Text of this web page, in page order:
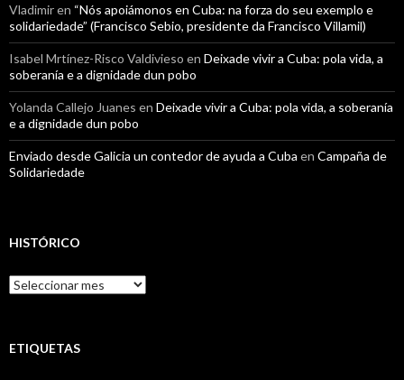
Vladimiren “Nós apoiámonos en Cuba: na forza do seu exemplo e
solidariedade” (Francisco Sebio, presidente da Francisco Villamil)
Isabel Mrtínez-Risco Valdivieso en Deixade vivir a Cuba: pola vida, a
soberanía e a dignidade dun pobo
Yolanda Callejo Juanes en Deixade vivir a Cuba: pola vida, a soberanía
e a dignidade dun pobo
Enviado desde Galicia un contedor de ayuda a Cuba en Campaña de
Solidariedade
HISTÓRICO
Histórico
ETIQUETAS